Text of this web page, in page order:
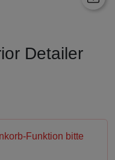
Detailer
Funktion bitte